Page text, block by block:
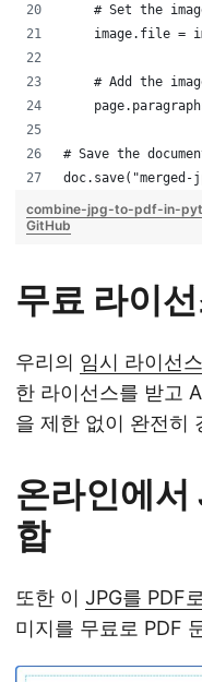
# Set the
image.file =
# Add the
# Save the
combine-jpg-to-pdf-in-
GitHub
무료 라이
우리의 임시 라이선스
한 라이선스를 받고
을 제한 없이 완전히
온라인에서
합
또한 이 JPG를 PDF
미지를 무료로 PDF